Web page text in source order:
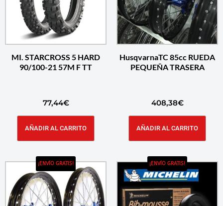
MI. STARCROSS 5 HARD
90/100-21 57M F TT
77,44€
AÑADIR AL CARRITO
HusqvarnaTC 85cc RUEDA
PEQUEÑA TRASERA
408,38€
AÑADIR AL CARRITO
¡ENVÍO GRATIS! ¡ENVÍO GRATIS!